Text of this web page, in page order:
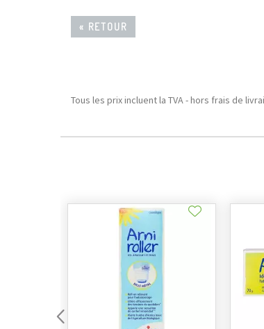
« RETOUR
Tous les prix incluent la TVA - hors frais de